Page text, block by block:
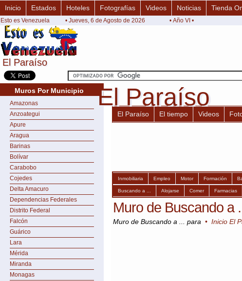
El Paraíso
El Paraíso
Inicio Estados Hoteles Fotografías Videos Noticias Tienda
Esto es Venezuela • Jueves, 6 de Agosto de 2026 • Año VI •
Muros Por Municipio
Amazonas
Anzoategui
Apure
Aragua
Barinas
Bolívar
Carabobo
Cojedes
Delta Amacuro
Dependencias Federales
Distrito Federal
Falcón
Guárico
Lara
Mérida
Miranda
Monagas
El Paraíso
El Paraíso
El Paraíso El tiempo Videos
Inmobiliaria Empleo Motor Formación
Buscando a ... Alojarse Comer Farmacias
Muro de Buscando a
Muro de Buscando a ... para • Inicio El